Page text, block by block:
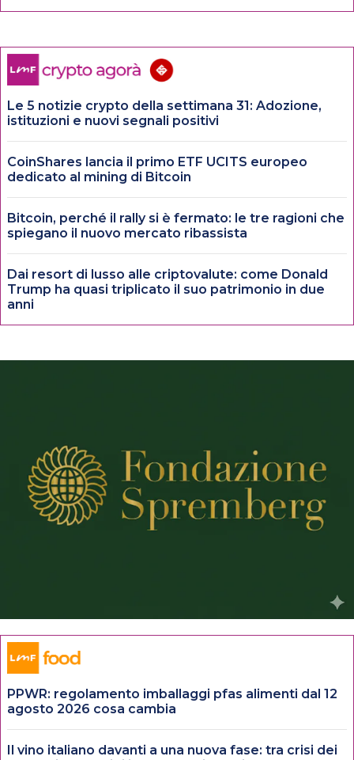
Le 5 notizie crypto della settimana 31: Adozione,
istituzioni e nuovi segnali positivi
CoinShares lancia il primo ETF UCITS europeo
dedicato al mining di Bitcoin
Bitcoin, perché il rally si è fermato: le tre ragioni che
spiegano il nuovo mercato ribassista
Dai resort di lusso alle criptovalute: come Donald
Trump ha quasi triplicato il suo patrimonio in due
anni
PPWR: regolamento imballaggi pfas alimenti dal 12
agosto 2026 cosa cambia
Il vino italiano davanti a una nuova fase: tra crisi dei